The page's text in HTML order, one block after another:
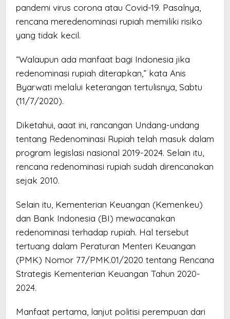
pandemi virus corona atau Covid-19. Pasalnya,
rencana meredenominasi rupiah memiliki risiko
yang tidak kecil.
“Walaupun ada manfaat bagi Indonesia jika
redenominasi rupiah diterapkan,” kata Anis
Byarwati melalui keterangan tertulisnya, Sabtu
(11/7/2020).
Diketahui, aaat ini, rancangan Undang-undang
tentang Redenominasi Rupiah telah masuk dalam
program legislasi nasional 2019-2024. Selain itu,
rencana redenominasi rupiah sudah direncanakan
sejak 2010.
Selain itu, Kementerian Keuangan (Kemenkeu)
dan Bank Indonesia (BI) mewacanakan
redenominasi terhadap rupiah. Hal tersebut
tertuang dalam Peraturan Menteri Keuangan
(PMK) Nomor 77/PMK.01/2020 tentang Rencana
Strategis Kementerian Keuangan Tahun 2020-
2024.
Manfaat pertama, lanjut politisi perempuan dari